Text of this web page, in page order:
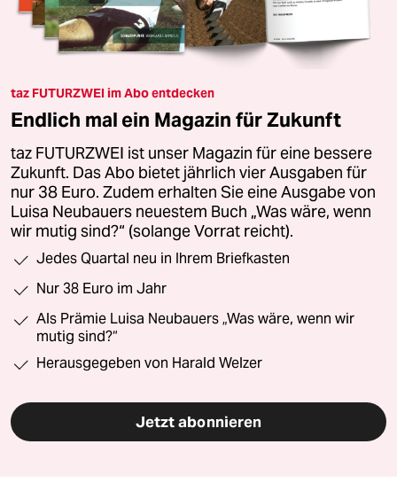
taz FUTURZWEI im Abo entdecken
Endlich mal ein Magazin für Zukunft
taz FUTURZWEI ist unser Magazin für eine bessere
Zukunft. Das Abo bietet jährlich vier Ausgaben für
nur 38 Euro. Zudem erhalten Sie eine Ausgabe von
Luisa Neubauers neuestem Buch „Was wäre, wenn
wir mutig sind?“ (solange Vorrat reicht).
Jedes Quartal neu in Ihrem Briefkasten
Nur 38 Euro im Jahr
Als Prämie Luisa Neubauers „Was wäre, wenn wir
mutig sind?“
Herausgegeben von Harald Welzer
Jetzt abonnieren